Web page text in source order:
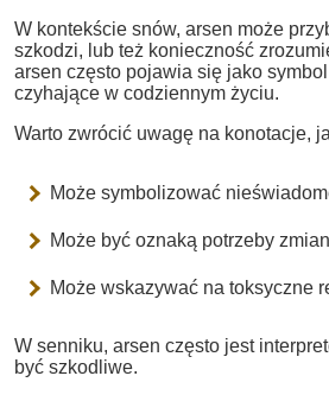
W kontekście snów, arsen może
szkodzi, lub też konieczność
arsen często pojawia się jako
czyhające w codziennym życiu.
Warto zwrócić uwagę na konotacje,
Może symbolizować
Może być oznaką potrzeby
Może wskazywać na toksyczne
W senniku, arsen często jest
być szkodliwe.